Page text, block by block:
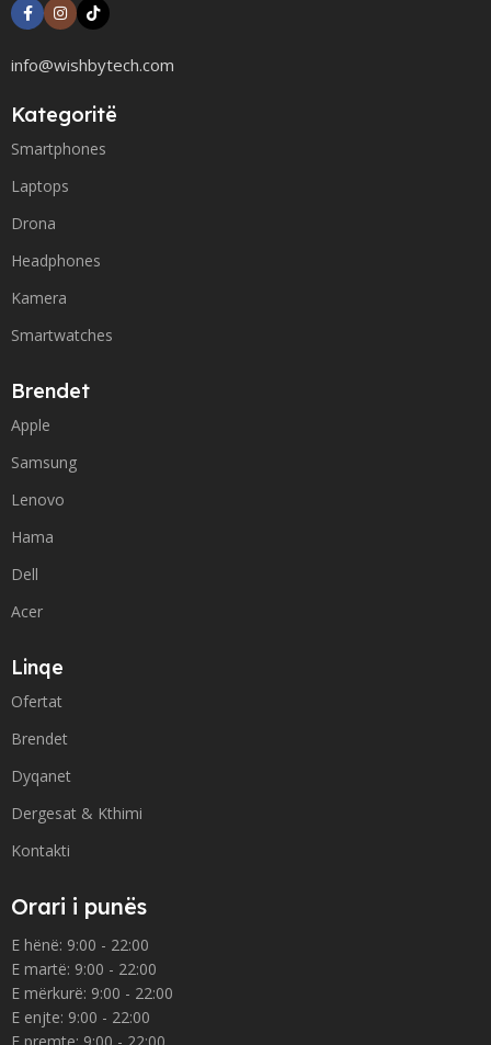
info@wishbytech.com
Kategoritë
Smartphones
Laptops
Drona
Headphones
Kamera
Smartwatches
Brendet
Apple
Samsung
Lenovo
Hama
Dell
Acer
Linqe
Ofertat
Brendet
Dyqanet
Dergesat & Kthimi
Kontakti
Orari i punës
E hënë: 9:00 - 22:00
E martë: 9:00 - 22:00
E mërkurë: 9:00 - 22:00
E enjte: 9:00 - 22:00